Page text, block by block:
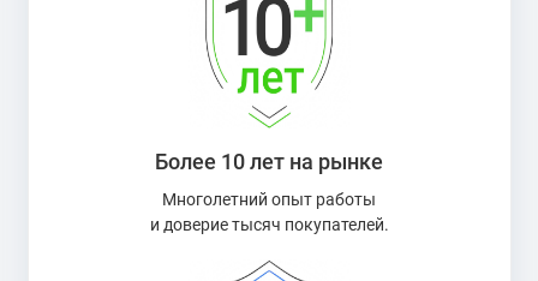
Более 10 лет на рынке
Многолетний опыт работы
и доверие тысяч покупателей.